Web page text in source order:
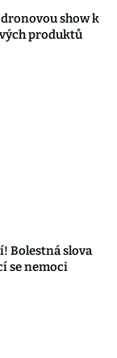
show k
produktů
Bolestná slova
se nemoci